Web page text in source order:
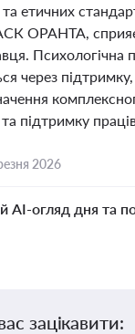
та етичних
ОРАНТА, сприяє
Психологічна
через підтримку,
підтримку
2026
AI-огляд дня та
зацікавити: